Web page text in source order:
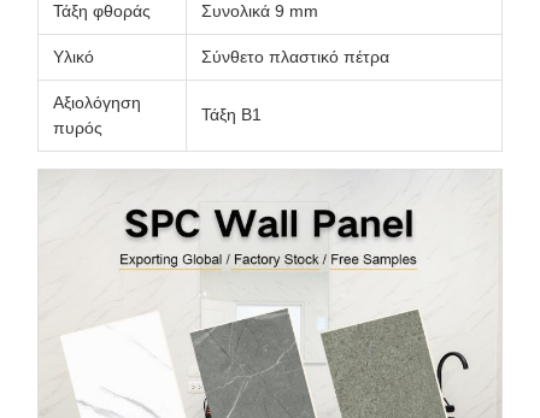
Τάξη φθοράς Συνολικά 9 mm
Υλικό Σύνθετο πλαστικό πέτρα
Αξιολόγηση
πυρός
Τάξη Β1